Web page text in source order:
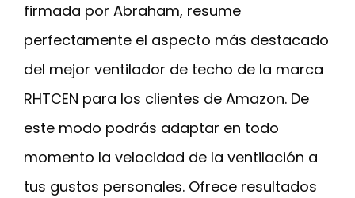
firmada por Abraham, resume
perfectamente el aspecto más destacado
del mejor ventilador de techo de la marca
RHTCEN para los clientes de Amazon. De
este modo podrás adaptar en todo
momento la velocidad de la ventilación a
tus gustos personales. Ofrece resultados